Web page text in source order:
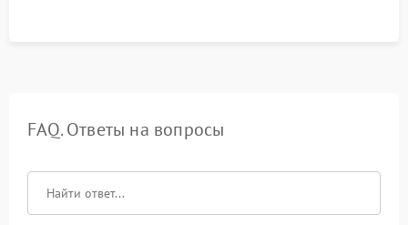
FAQ. Ответы на вопросы